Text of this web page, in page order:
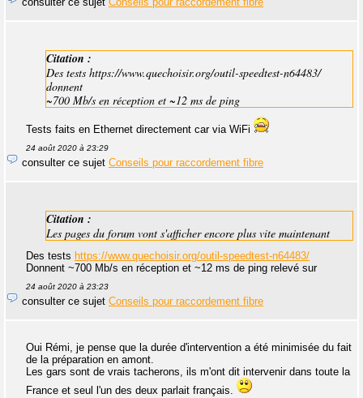
Citation :
Des tests https://www.quechoisir.org/outil-speedtest-n64483/
donnent
~700 Mb/s en réception et ~12 ms de ping
Tests faits en Ethernet directement car via WiFi
24 août 2020 à 23:29
consulter ce sujet Conseils pour raccordement fibre
Citation :
Les pages du forum vont s'afficher encore plus vite maintenant
Des tests https://www.quechoisir.org/outil-speedtest-n64483/
Donnent ~700 Mb/s en réception et ~12 ms de ping relevé sur
24 août 2020 à 23:23
consulter ce sujet Conseils pour raccordement fibre
Oui Rémi, je pense que la durée d'intervention a été minimisée du fait
de la préparation en amont.
Les gars sont de vrais tacherons, ils m'ont dit intervenir dans toute la
France et seul l'un des deux parlait français.